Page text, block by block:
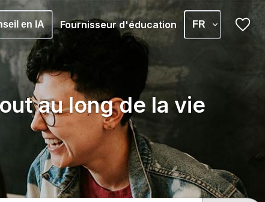
en IA Fournisseur d'éducation FR
au long de la vie